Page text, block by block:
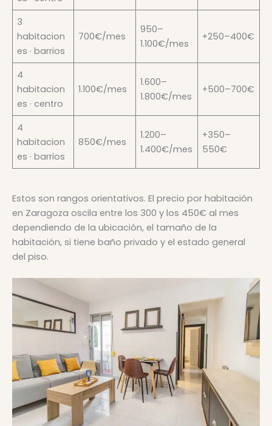
3
habitacion
es · barrios
700€/mes
950–
1.100€/mes
+250–400€
4
habitacion
es · centro
1.100€/mes
1.600–
1.800€/mes
+500–700€
4
habitacion
es · barrios
850€/mes
1.200–
1.400€/mes
+350–
550€
Estos son rangos orientativos. El precio por habitación
en Zaragoza oscila entre los 300 y los 450€ al mes
dependiendo de la ubicación, el tamaño de la
habitación, si tiene baño privado y el estado general
del piso.